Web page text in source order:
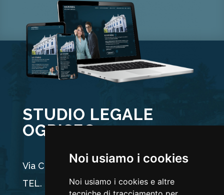
Noi usiamo i cookies
Noi usiamo i cookies e altre
STUDIO LEGALE
OGRISEG
Via Carducci 44, 33100 Udine
TEL. +39 0432 512704